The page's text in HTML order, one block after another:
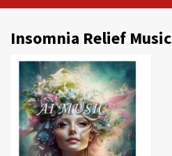
Insomnia Relief Music